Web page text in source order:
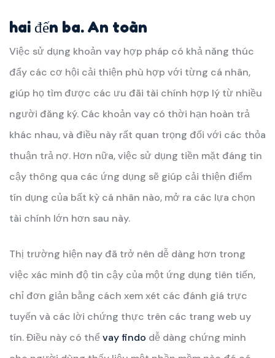
hai đến ba. An toàn
Việc sử dụng khoản vay hợp pháp có khả năng thúc
đẩy các cơ hội cải thiện phù hợp với từng cá nhân,
giúp họ tìm được các ưu đãi tài chính hợp lý từ nhiều
người đăng ký. Các khoản vay có thời hạn hoàn trả
khác nhau, và điều này rất quan trọng đối với các thỏa
thuận trả nợ. Hơn nữa, việc sử dụng tiền mặt đáng tin
cậy thông qua các ứng dụng sẽ giúp cải thiện điểm
tín dụng của bất kỳ cá nhân nào, mở ra các lựa chọn
tài chính lớn hơn sau này.
Thị trường hiện nay đã trở nên dễ dàng hơn trong
việc xác minh độ tin cậy của một ứng dụng tiên tiến,
chỉ đơn giản bằng cách xem xét các đánh giá trực
tuyến và các lời chứng thực trên các trang web uy
tín. Điều này có thể vay findo dễ dàng chứng minh